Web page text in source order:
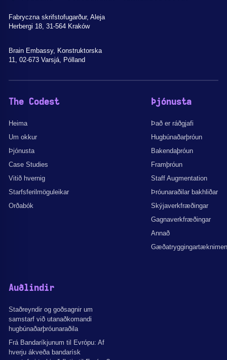
Fabryczna skrifstofugarður, Aleja
Herbergi 18, 31-564 Kraków
Brain Embassy, Konstruktorska
11, 02-673 Varsjá, Pólland
The Codest
Heima
Um okkur
Þjónusta
Case Studies
Vitið hvernig
Starfsferilmöguleikar
Orðabók
Þjónusta
Það er ráðgjafi
Hugbúnaðarþróun
Bakendaþróun
Framþróun
Staff Augmentation
Þróunaraðilar bakhliðar
Skýjaverkfræðingar
Gagnaverkfræðingar
Annað
Auðlindir
Staðreyndir og goðsagnir um
samstarf við utanaðkomandi
hugbúnaðarþróunaraðila
Frá Bandaríkjunum til Evrópu: Af
hverju ákveða bandarísk